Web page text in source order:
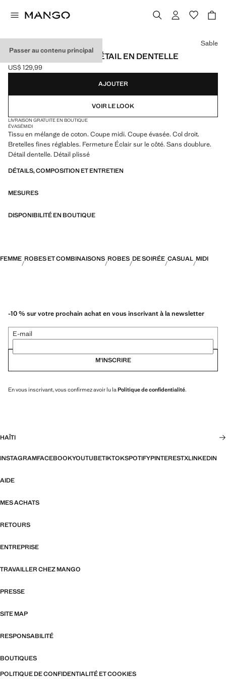
Passer au contenu principal
ROBE CORSET AVEC DÉTAIL EN DENTELLE
Prix actuel [US$ 129,99 ]
US$ 129,99
Choisissez une couleur
Sable
AJOUTER
VOIR LE LOOK
LIVRAISON GRATUITE EN BOUTIQUE
ÉVASÉMIDI
Tissu en mélange de coton. Coupe midi. Coupe évasée. Col droit.
Bretelles fines réglables. Fermeture Éclair sur le côté. Sans doublure.
Détail dentelle. Détail plissé
DÉTAILS, COMPOSITION ET ENTRETIEN
MESURES
DISPONIBILITÉ EN BOUTIQUE
FEMME ROBES ET COMBINAISONS ROBES DE SOIRÉE CASUAL MIDI
-10 % sur votre prochain achat en vous inscrivant à la newsletter
E-mail
M’INSCRIRE
En vous inscrivant, vous confirmez avoir lu la Politique de confidentialité.
HAÏTI
INSTAGRAMFACEBOOKYOUTUBETIKTOKSPOTIFYPINTERESTXLINKEDIN
AIDE
MES ACHATS
RETOURS
ENTREPRISE
TRAVAILLER CHEZ MANGO
PRESSE
SITE MAP
RESPONSABILITÉ
BOUTIQUES
POLITIQUE DE CONFIDENTIALITÉ ET COOKIES